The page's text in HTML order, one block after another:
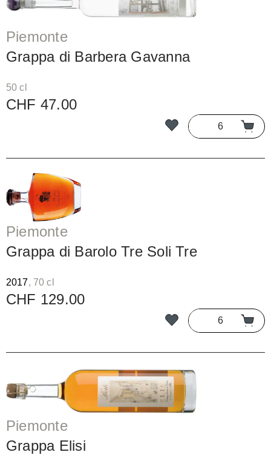
Piemonte
Grappa di Barbera Gavanna
50 cl
CHF 47.00
Piemonte
Grappa di Barolo Tre Soli Tre
2017, 70 cl
CHF 129.00
Piemonte
Grappa Elisi